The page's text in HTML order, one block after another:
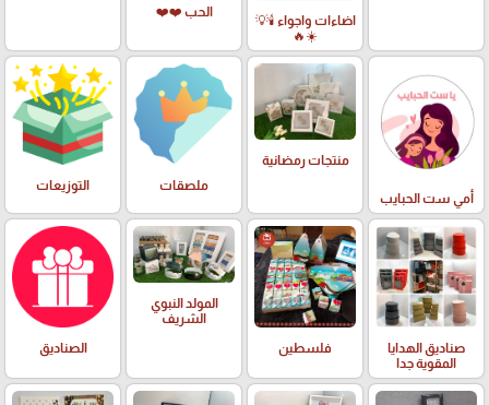
اضاءات واجواء 🕯️💡
☀️🔥
الحب ❤️❤️
أمي ست الحبايب
منتجات رمضانية
ملصقات
التوزيعات
صناديق الهدايا
المقوية جدا
فلسطين
المولد النبوي
الشريف
الصناديق